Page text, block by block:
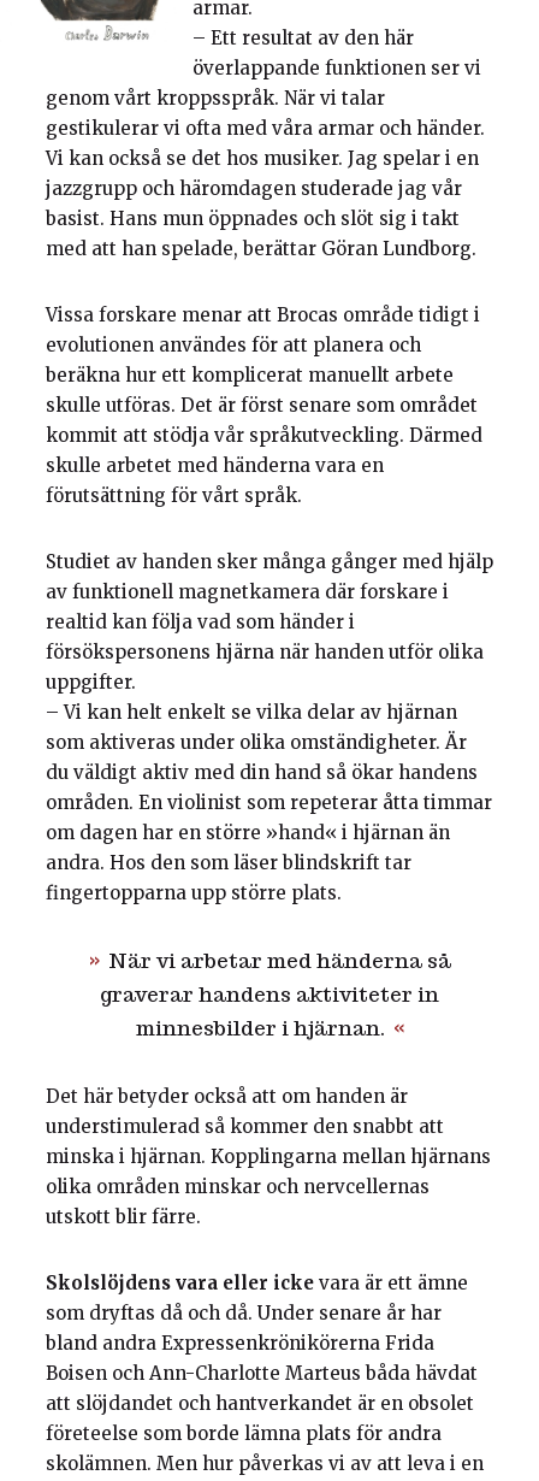
armar.
– Ett resultat av den här
överlappande funktionen ser vi
genom vårt kroppsspråk. När vi talar
gestikulerar vi ofta med våra armar och händer.
Vi kan också se det hos musiker. Jag spelar i en
jazzgrupp och häromdagen studerade jag vår
basist. Hans mun öppnades och slöt sig i takt
med att han spelade, berättar Göran Lundborg.
Vissa forskare menar att Brocas område tidigt i
evolutionen användes för att planera och
beräkna hur ett komplicerat manuellt arbete
skulle utföras. Det är först senare som området
kommit att stödja vår språkutveckling. Därmed
skulle arbetet med händerna vara en
förutsättning för vårt språk.
Studiet av handen sker många gånger med hjälp
av funktionell magnetkamera där forskare i
realtid kan följa vad som händer i
försökspersonens hjärna när handen utför olika
uppgifter.
– Vi kan helt enkelt se vilka delar av hjärnan
som aktiveras under olika omständigheter. Är
du väldigt aktiv med din hand så ökar handens
områden. En violinist som repeterar åtta timmar
om dagen har en större »hand« i hjärnan än
andra. Hos den som läser blindskrift tar
fingertopparna upp större plats.
När vi arbetar med händerna så
graverar handens aktiviteter in
minnesbilder i hjärnan.
Det här betyder också att om handen är
understimulerad så kommer den snabbt att
minska i hjärnan. Kopplingarna mellan hjärnans
olika områden minskar och nervcellernas
utskott blir färre.
Skolslöjdens vara eller icke vara är ett ämne
som dryftas då och då. Under senare år har
bland andra Expressenkrönikörerna Frida
Boisen och Ann-Charlotte Marteus båda hävdat
att slöjdandet och hantverkandet är en obsolet
företeelse som borde lämna plats för andra
skolämnen. Men hur påverkas vi av att leva i en